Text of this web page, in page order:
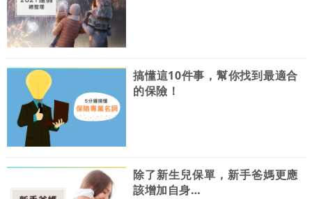
搞懂這10件事，幫你找到最適合
的保險！
除了新生兒保單，新手爸媽更應
該增加自身…